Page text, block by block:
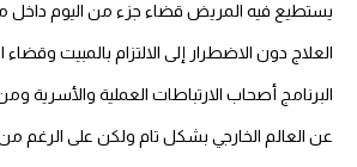
يستطيع فيه المريض قضاء جزء من اليوم داخل مركز
العلاج دون الاضطرار إلى الالتزام بالمبيت وقضاء
البرنامج أصحاب الارتباطات العملية والأسرية ومن
عن العالم الخارجي بشكل تام ولكن على الرغم من